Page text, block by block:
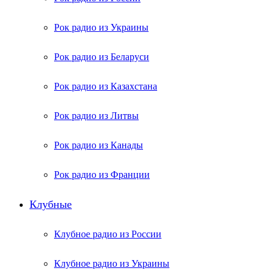
Рок радио из Украины
Рок радио из Беларуси
Рок радио из Казахстана
Рок радио из Литвы
Рок радио из Канады
Рок радио из Франции
Клубные
Клубное радио из России
Клубное радио из Украины